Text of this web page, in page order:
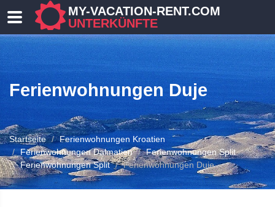
MY-VACATION-RENT.COM
UNTERKÜNFTE
Ferienwohnungen Duje
Startseite
Ferienwohnungen Kroatien
Ferienwohnungen Dalmatien
Ferienwohnungen Split
Ferienwohnungen Split
Ferienwohnungen Duje